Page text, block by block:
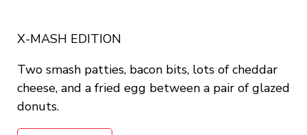
X-MASH EDITION
Two smash patties, bacon bits, lots of cheddar
cheese, and a fried egg between a pair of glazed
donuts.